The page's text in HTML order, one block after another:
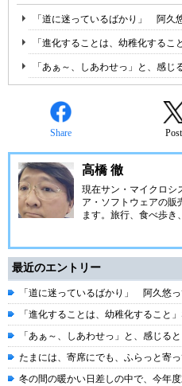
「道に迷っているばかり」 阿久
「進化することは、幼稚化するこ
「あぁ～、しあわせっ」と、感じ
Share Post
高橋 徹
現在サン・マイクロシ
ア・ソフトウェアの販
ます。旅行、食べ歩き
最近のエントリー
「道に迷っているばかり」 阿久悠っ
「進化することは、幼稚化すること
「あぁ～、しあわせっ」と、感じると
たまには、寄席にでも、ふらっと寄っ
冬の間の暖かい日差しの中で、今年